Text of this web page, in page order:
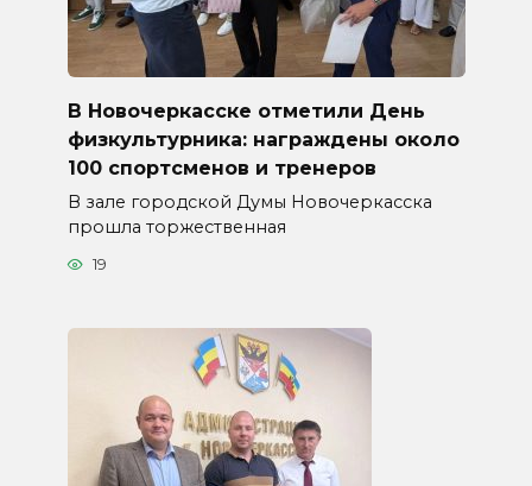
В Новочеркасске отметили День
физкультурника: награждены около
100 спортсменов и тренеров
В зале городской Думы Новочеркасска
прошла торжественная
19